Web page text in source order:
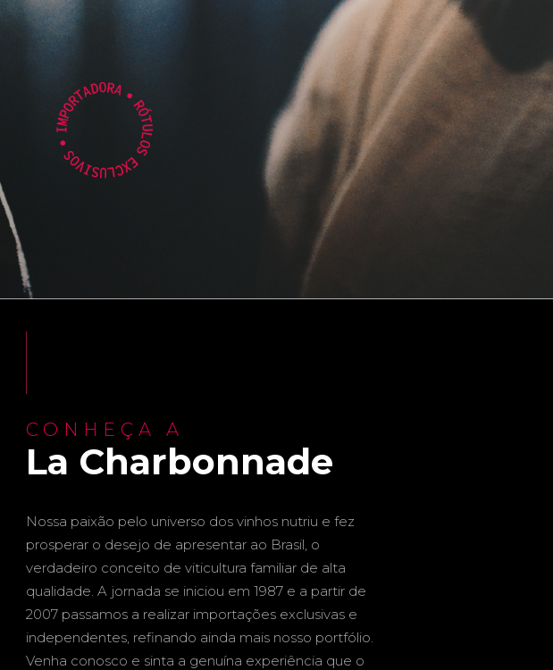
CONHEÇA A
La Charbonnade
Nossa paixão pelo universo dos vinhos nutriu e fez
prosperar o desejo de apresentar ao Brasil, o
verdadeiro conceito de viticultura familiar de alta
qualidade. A jornada se iniciou em 1987 e a partir de
2007 passamos a realizar importações exclusivas e
independentes, refinando ainda mais nosso portfólio.
Venha conosco e sinta a genuína experiência que o